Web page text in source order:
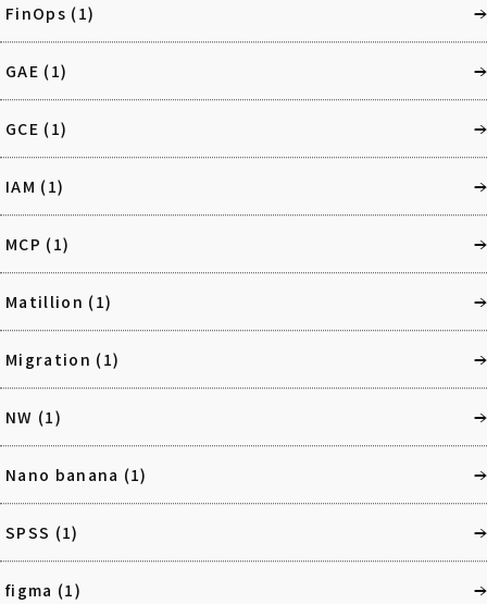
FinOps (1)
GAE (1)
GCE (1)
IAM (1)
MCP (1)
Matillion (1)
Migration (1)
NW (1)
Nano banana (1)
SPSS (1)
figma (1)